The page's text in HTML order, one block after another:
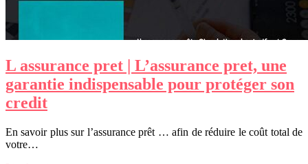
L assurance pret | L’assurance pret, une
garantie in­dispensab­le pour protéger son
credit
En savoir plus sur l’assurance prêt … afin de réduire le coût total de
votre…